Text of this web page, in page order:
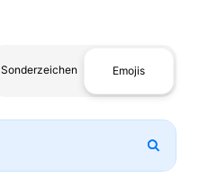
Sonderzeichen Emojis